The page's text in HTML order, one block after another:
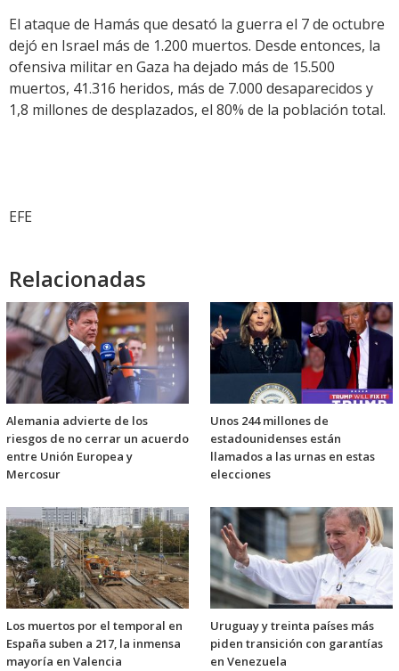
El ataque de Hamás que desató la guerra el 7 de octubre
dejó en Israel más de 1.200 muertos. Desde entonces, la
ofensiva militar en Gaza ha dejado más de 15.500
muertos, 41.316 heridos, más de 7.000 desaparecidos y
1,8 millones de desplazados, el 80% de la población total.
EFE
Relacionadas
Alemania advierte de los
riesgos de no cerrar un acuerdo
entre Unión Europea y
Mercosur
Unos 244 millones de
estadounidenses están
llamados a las urnas en estas
elecciones
Los muertos por el temporal en
España suben a 217, la inmensa
mayoría en Valencia
Uruguay y treinta países más
piden transición con garantías
en Venezuela